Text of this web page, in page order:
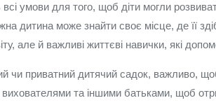
умови для того, щоб діти могли
дитина може знайти своє місце, де її
але й важливі життєві навички, які
чи приватний дитячий садок, важливо,
з вихователями та іншими батьками, щоб